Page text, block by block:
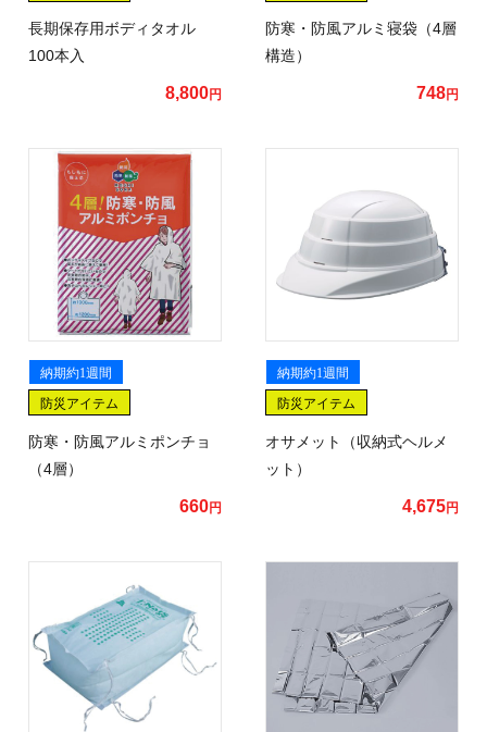
長期保存用ボディタオル
100本入
8,800円
防寒・防風アルミ寝袋（4層
構造）
748円
納期約1週間
防災アイテム
防寒・防風アルミポンチョ
（4層）
660円
納期約1週間
防災アイテム
オサメット（収納式ヘルメ
ット）
4,675円